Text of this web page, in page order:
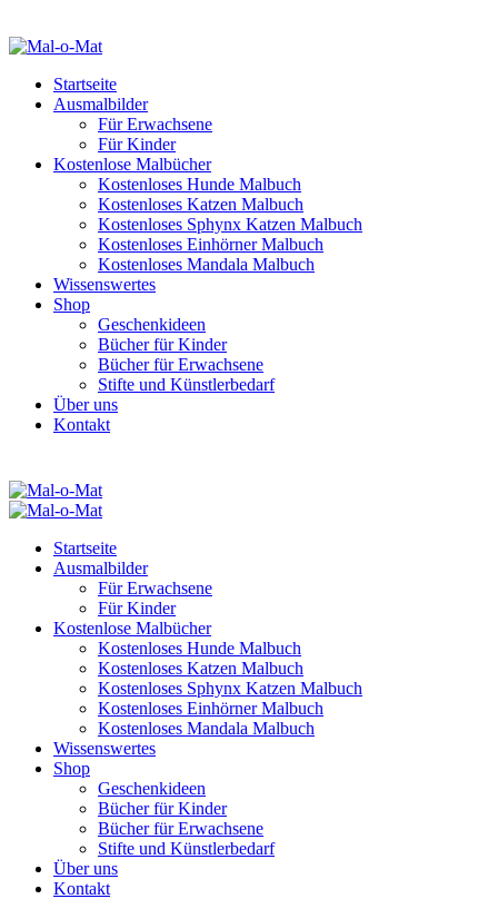
Startseite
Ausmalbilder
Für Erwachsene
Für Kinder
Kostenlose Malbücher
Kostenloses Hunde Malbuch
Kostenloses Katzen Malbuch
Kostenloses Sphynx Katzen Malbuch
Kostenloses Einhörner Malbuch
Kostenloses Mandala Malbuch
Wissenswertes
Shop
Geschenkideen
Bücher für Kinder
Bücher für Erwachsene
Stifte und Künstlerbedarf
Über uns
Kontakt
Startseite
Ausmalbilder
Für Erwachsene
Für Kinder
Kostenlose Malbücher
Kostenloses Hunde Malbuch
Kostenloses Katzen Malbuch
Kostenloses Sphynx Katzen Malbuch
Kostenloses Einhörner Malbuch
Kostenloses Mandala Malbuch
Wissenswertes
Shop
Geschenkideen
Bücher für Kinder
Bücher für Erwachsene
Stifte und Künstlerbedarf
Über uns
Kontakt